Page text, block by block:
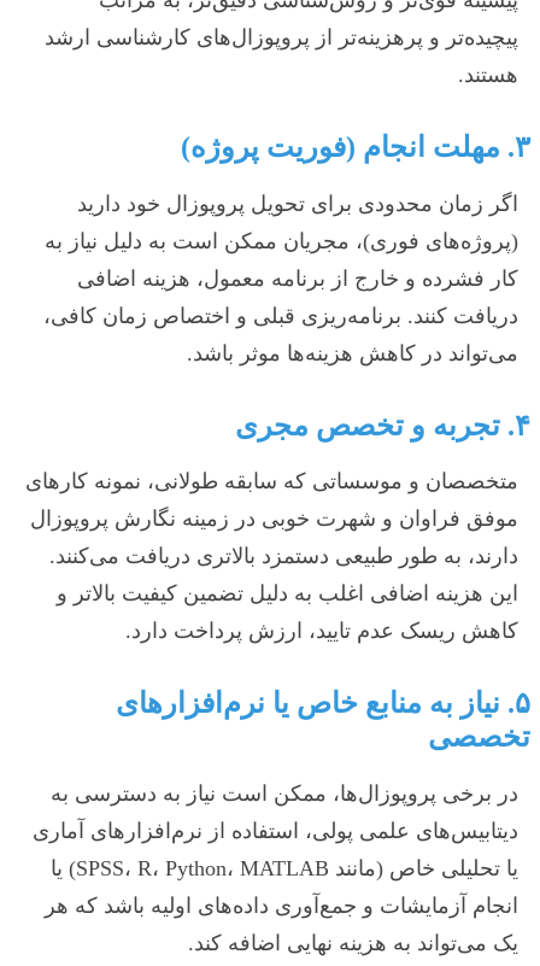
پیچیده‌تر و پرهزینه‌تر از پروپوزال‌های کارشناسی ارشد
هستند.
۳. مهلت انجام (فوریت پروژه)
اگر زمان محدودی برای تحویل پروپوزال خود دارید
(پروژه‌های فوری)، مجریان ممکن است به دلیل نیاز به
کار فشرده و خارج از برنامه معمول، هزینه اضافی
دریافت کنند. برنامه‌ریزی قبلی و اختصاص زمان کافی،
می‌تواند در کاهش هزینه‌ها موثر باشد.
۴. تجربه و تخصص مجری
متخصصان و موسساتی که سابقه طولانی، نمونه کارهای
موفق فراوان و شهرت خوبی در زمینه نگارش پروپوزال
دارند، به طور طبیعی دستمزد بالاتری دریافت می‌کنند.
این هزینه اضافی اغلب به دلیل تضمین کیفیت بالاتر و
کاهش ریسک عدم تایید، ارزش پرداخت دارد.
۵. نیاز به منابع خاص یا نرم‌افزارهای
تخصصی
در برخی پروپوزال‌ها، ممکن است نیاز به دسترسی به
دیتابیس‌های علمی پولی، استفاده از نرم‌افزارهای آماری
یا تحلیلی خاص (مانند SPSS، R، Python، MATLAB) یا
انجام آزمایشات و جمع‌آوری داده‌های اولیه باشد که هر
یک می‌تواند به هزینه نهایی اضافه کند.